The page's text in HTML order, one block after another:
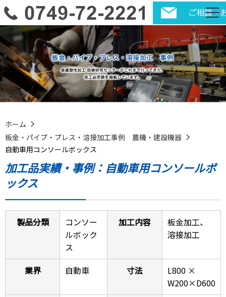
ホーム
板金・パイプ・プレス・溶接加工事例 農機・建設機器
自動車用コンソールボックス
加工品実績・事例：自動車用コンソールボ
ックス
製品分類
コンソー
ルボック
ス
加工内容
板金加工、
溶接加工
業界 自動車 寸法
L800 ×
W200×D600